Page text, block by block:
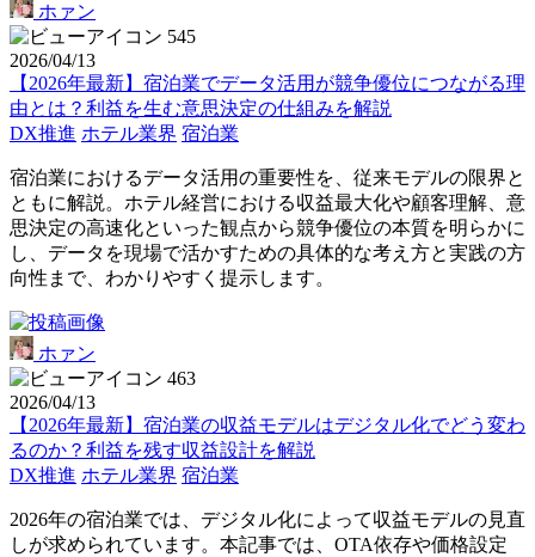
ホァン
545
2026/04/13
【2026年最新】宿泊業でデータ活用が競争優位につながる理
由とは？利益を生む意思決定の仕組みを解説
DX推進 ホテル業界 宿泊業
宿泊業におけるデータ活用の重要性を、従来モデルの限界と
ともに解説。ホテル経営における収益最大化や顧客理解、意
思決定の高速化といった観点から競争優位の本質を明らかに
し、データを現場で活かすための具体的な考え方と実践の方
向性まで、わかりやすく提示します。
ホァン
463
2026/04/13
【2026年最新】宿泊業の収益モデルはデジタル化でどう変わ
るのか？利益を残す収益設計を解説
DX推進 ホテル業界 宿泊業
2026年の宿泊業では、デジタル化によって収益モデルの見直
しが求められています。本記事では、OTA依存や価格設定